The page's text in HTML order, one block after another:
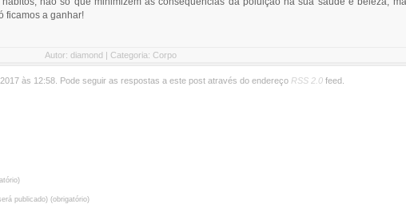
ficamos a ganhar!
Autor: diamond | Categoria: Corpo
às 12:58. Pode seguir as respostas a este post através do endereço RSS 2.0 feed.
publicado) (obrigatório)